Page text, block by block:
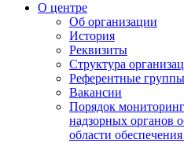
О центре
Об организации
История
Реквизиты
Структура
Референтные группы
Вакансии
Порядок
надзорных органов
области